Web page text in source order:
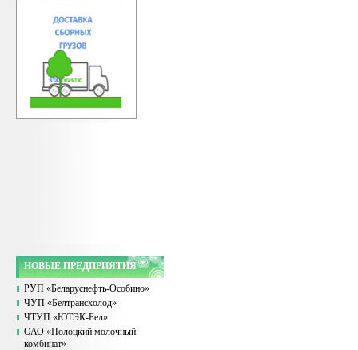
НОВЫЕ ПРЕДПРИЯТИЯ
РУП «Беларуснефть-Особино»
ЧУП «Белтрансхолод»
ЧТУП «ЮТЭК-Бел»
ОАО «Полоцкий молочный
комбинат»